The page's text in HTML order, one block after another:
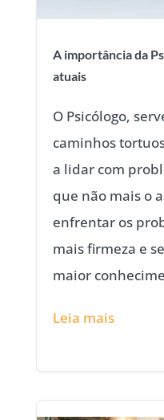
A importância da
atuais
O Psicólogo,
caminhos
a lidar com
que não mais o
enfrentar os
mais firmeza e
maior
Leia mais